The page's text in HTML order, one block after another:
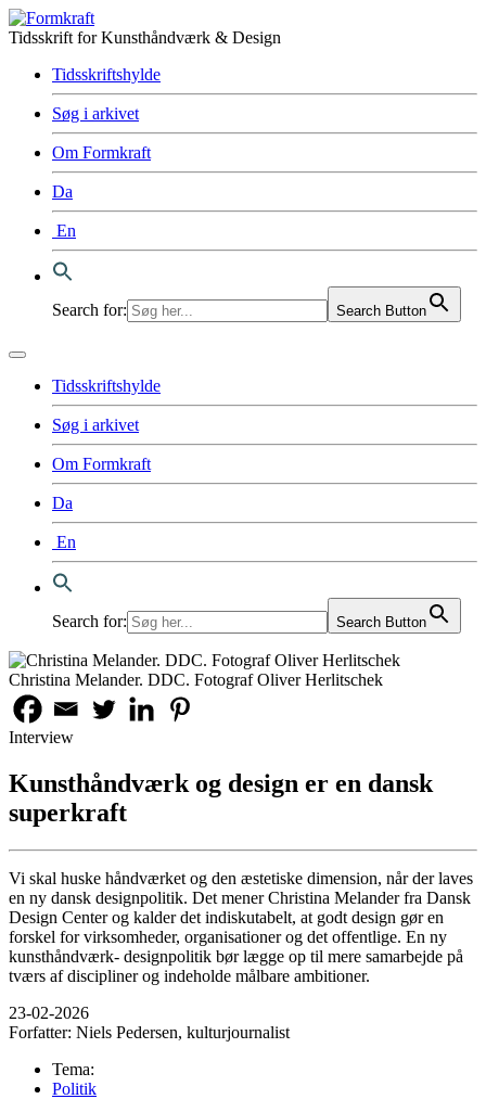
Tidsskrift for Kunsthåndværk & Design
Tidsskriftshylde
Søg i arkivet
Om Formkraft
Da
En
Search for: Search Button
Tidsskriftshylde
Søg i arkivet
Om Formkraft
Da
En
Search for: Search Button
Christina Melander. DDC. Fotograf Oliver Herlitschek
Interview
Kunsthåndværk og design er en dansk
superkraft
Vi skal huske håndværket og den æstetiske dimension, når der laves
en ny dansk designpolitik. Det mener Christina Melander fra Dansk
Design Center og kalder det indiskutabelt, at godt design gør en
forskel for virksomheder, organisationer og det offentlige. En ny
kunsthåndværk- designpolitik bør lægge op til mere samarbejde på
tværs af discipliner og indeholde målbare ambitioner.
23-02-2026
Forfatter: Niels Pedersen, kulturjournalist
Tema:
Politik